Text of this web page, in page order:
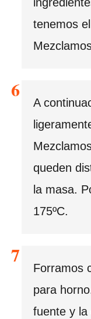
tenemos
A
queden
la masa.
175ºC.
Forramos
para
fuente y la